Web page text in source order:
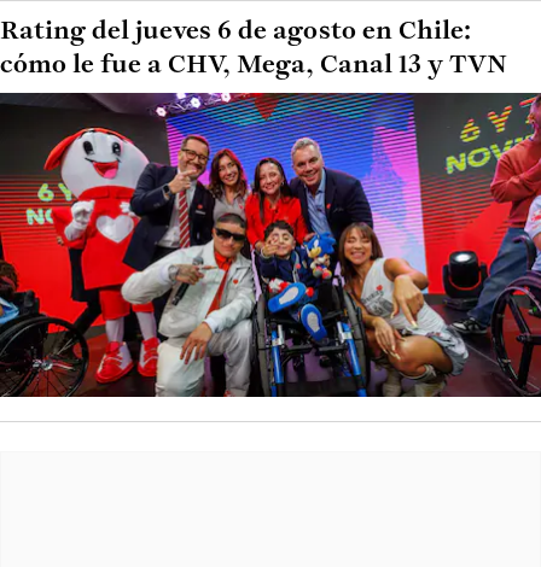
Rating del jueves 6 de agosto en Chile:
cómo le fue a CHV, Mega, Canal 13 y TVN